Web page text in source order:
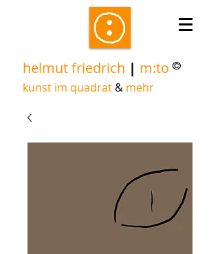
©
helmut friedrich | m:to
kunst im quadrat & mehr